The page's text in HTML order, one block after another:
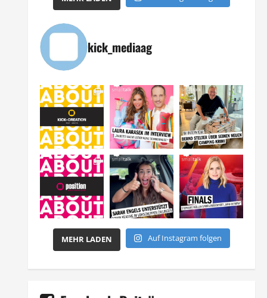
kick_mediaag
MEHR LADEN Auf Instagram folgen